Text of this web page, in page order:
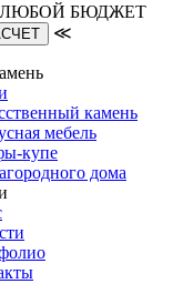
БЮДЖЕТ
≪
камень
мебель
купе
дома